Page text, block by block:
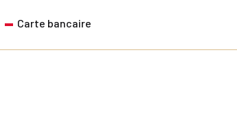
Carte bancaire